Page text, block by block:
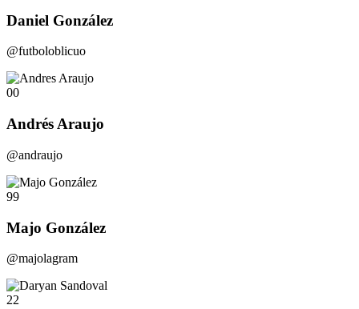
Daniel González
@futboloblicuo
00
Andrés Araujo
@andraujo
99
Majo González
@majolagram
22